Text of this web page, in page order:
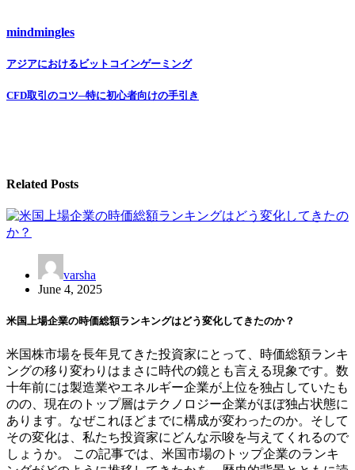
mindmingles
Post
navigation
アジアにおけるビットコインゲーミング
CFD取引のコツ─特に初心者向けの手引き
Related Posts
varsha
June 4, 2025
米国上場企業の時価総額ランキングはどう変化してきたのか？
米国株市場を長年見てきた投資家にとって、時価総額ランキ
ングの移り変わりはまさに時代の鏡とも言える現象です。数
十年前には製造業やエネルギー企業が上位を独占していたも
のの、現在のトップ層はテクノロジー企業がほぼ独占状態に
あります。なぜこれほどまでに構成が変わったのか。そして
その変化は、私たち投資家にどんな示唆を与えてくれるので
しょうか。 この記事では、米国市場のトップ企業のランキ